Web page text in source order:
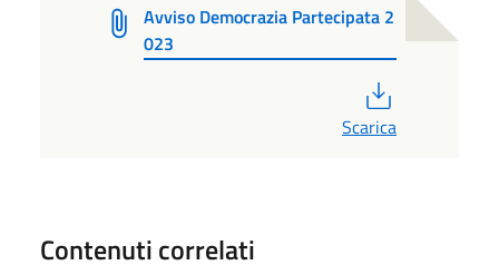
Avviso Democrazia Partecipata 2
023
Scarica
Contenuti correlati